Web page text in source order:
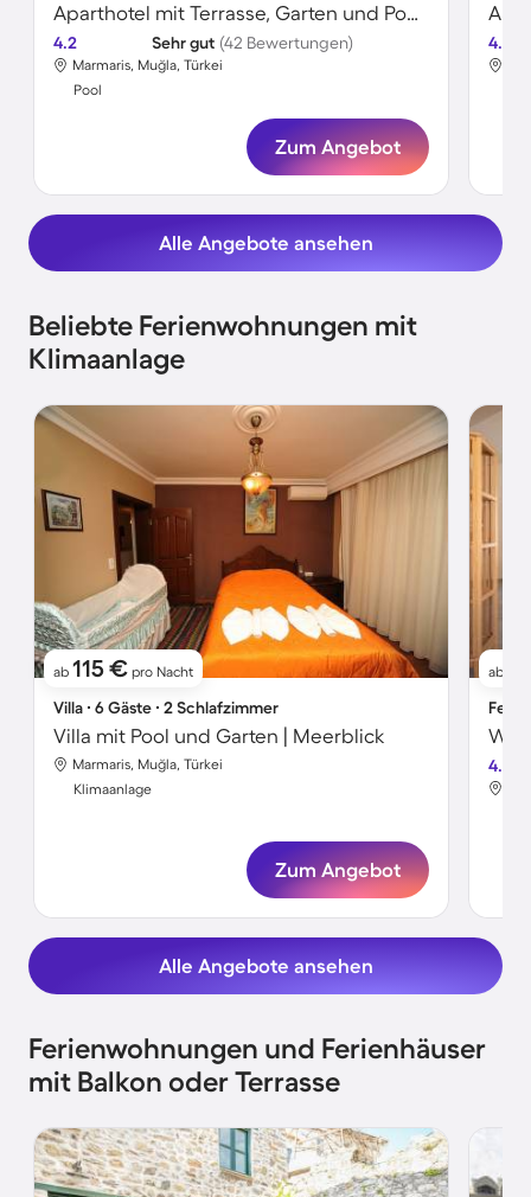
Aparthotel mit Terrasse, Garten und Pool | Bergblick | Neben dem Strand | Perfekt für die Arbeit von Zuhause | Haustiere sind willkommen
4.2 Sehr gut (42 Bewertungen)
Marmaris, Muğla, Türkei
Pool
Zum Angebot
4.5
Alle Angebote ansehen
Beliebte Ferienwohnungen mit
Klimaanlage
ab 115 € pro Nacht
Villa ∙ 6 Gäste ∙ 2 Schlafzimmer
Villa mit Pool und Garten | Meerblick
Marmaris, Muğla, Türkei
Klimaanlage
Zum Angebot
ab
4.6
Alle Angebote ansehen
Ferienwohnungen und Ferienhäuser
mit Balkon oder Terrasse